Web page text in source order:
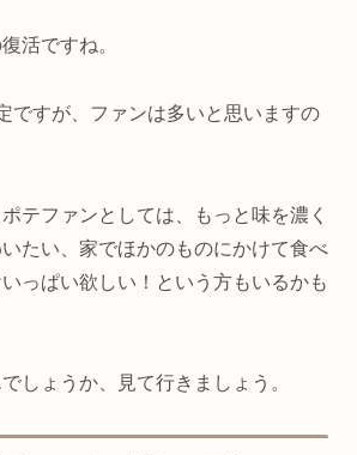
活ですね。
ですが、ファンは多いと思いますの
テファンとしては、もっと味を濃く
たい、家でほかのものにかけて食べ
っぱい欲しい！という方もいるかも
しょうか、見て行きましょう。